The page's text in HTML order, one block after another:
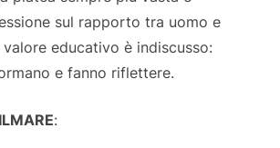
sul rapporto tra uomo e
educativo è indiscusso:
e fanno riflettere.
: